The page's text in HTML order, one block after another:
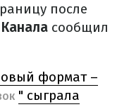
после
сообщил
формат –
" сыграла